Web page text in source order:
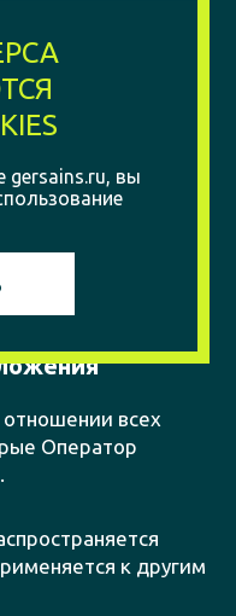
согласия
случаев,
Политики.
сведения,
о персональных
данных или его
в которой
обращение либо
в обращении или
всех
Оператор
к другим
gersains.ru, вы